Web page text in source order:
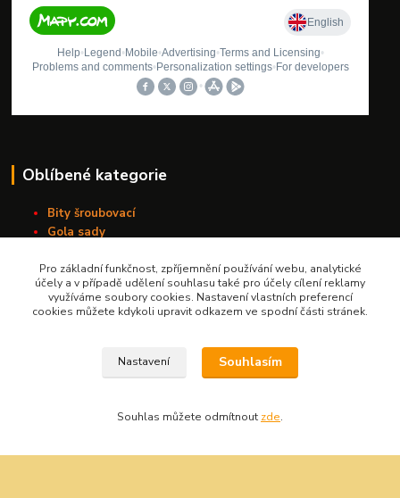
Oblíbené kategorie
Bity šroubovací
Gola sady
Sady nářadí
Vrtáky do kovu s válcovou stopkou
Závitořezné nástroje
+420 603 209 791
Pro základní funkčnost, zpříjemnění používání webu, analytické
účely a v případě udělení souhlasu také pro účely cílení reklamy
využíváme soubory cookies. Nastavení vlastních preferencí
cookies můžete kdykoli upravit odkazem ve spodní části stránek.
Nastavení Souhlasím
Souhlas můžete odmítnout zde.